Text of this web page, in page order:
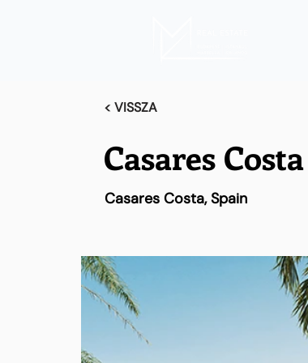
< VISSZA
Casares Costa
Casares Costa, Spain